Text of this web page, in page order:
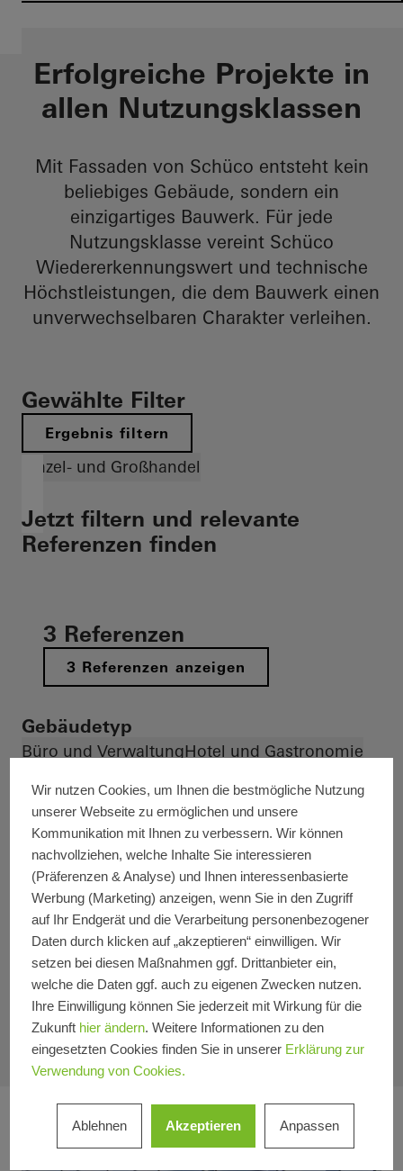
Erfolgreiche Projekte in
allen Nutzungsklassen​
Mit Fassaden von Schüco entsteht kein
beliebiges Gebäude, sondern ein
einzigartiges Bauwerk. Für jede
Nutzungsklasse vereint Schüco
Wiedererkennungswert und technische
Höchstleistungen, die dem Bauwerk einen
unverwechselbaren Charakter verleihen.​
Gewählte Filter
Ergebnis filtern
Einzel- und Großhandel
Jetzt filtern und relevante
Referenzen finden
3 Referenzen
3 Referenzen anzeigen
Gebäudetyp
Büro und VerwaltungHotel und Gastronomie
Forschung und Bildung
Sport und Kultur
Einzel- und Großhandel
Sicherheit und OrdnungGesundheit
Quartier und Mischnutzung Mehrfamilienhaus
EinfamilienhausWohnen und Leben
Material
Aluminium
Land
Länder *
Wir nutzen Cookies, um Ihnen die bestmögliche Nutzung
unserer Webseite zu ermöglichen und unsere
Kommunikation mit Ihnen zu verbessern. Wir können
nachvollziehen, welche Inhalte Sie interessieren
(Präferenzen & Analyse) und Ihnen interessenbasierte
Werbung (Marketing) anzeigen, wenn Sie in den Zugriff
auf Ihr Endgerät und die Verarbeitung personenbezogener
Daten durch klicken auf „akzeptieren“ einwilligen. Wir
setzen bei diesen Maßnahmen ggf. Drittanbieter ein,
welche die Daten ggf. auch zu eigenen Zwecken nutzen.
Ihre Einwilligung können Sie jederzeit mit Wirkung für die
Zukunft hier ändern. Weitere Informationen zu den
eingesetzten Cookies finden Sie in unserer Erklärung zur
Verwendung von Cookies.
Ablehnen Akzeptieren Anpassen